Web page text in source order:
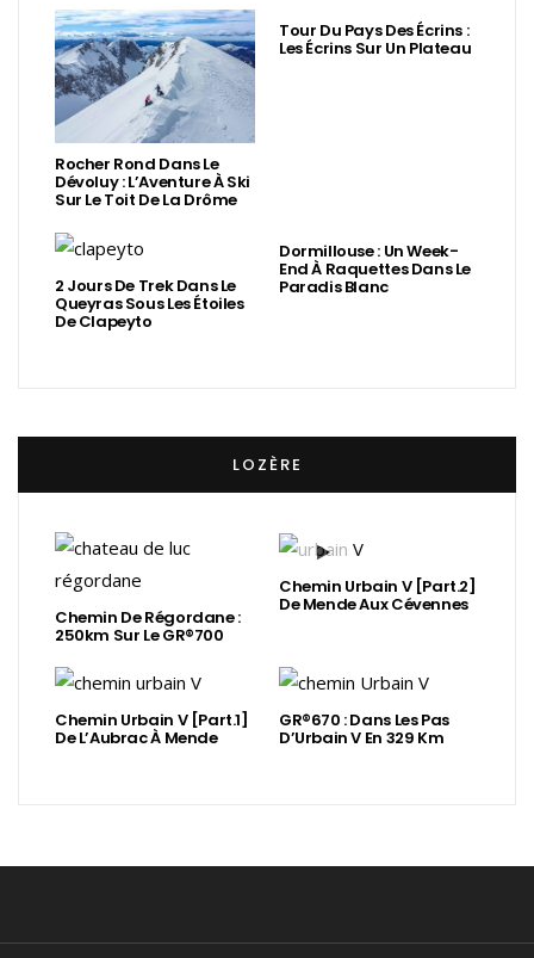
Rocher Rond Dans Le
Dévoluy : L’Aventure À Ski
Sur Le Toit De La Drôme
Tour Du Pays Des Écrins :
Les Écrins Sur Un Plateau
2 Jours De Trek Dans Le
Queyras Sous Les Étoiles
De Clapeyto
Dormillouse : Un Week-
End À Raquettes Dans Le
Paradis Blanc
LOZÈRE
Chemin De Régordane :
250km Sur Le GR®700
Chemin Urbain V [Part.2]
De Mende Aux Cévennes
Chemin Urbain V [Part.1]
De L’Aubrac À Mende
GR®670 : Dans Les Pas
D’Urbain V En 329 Km